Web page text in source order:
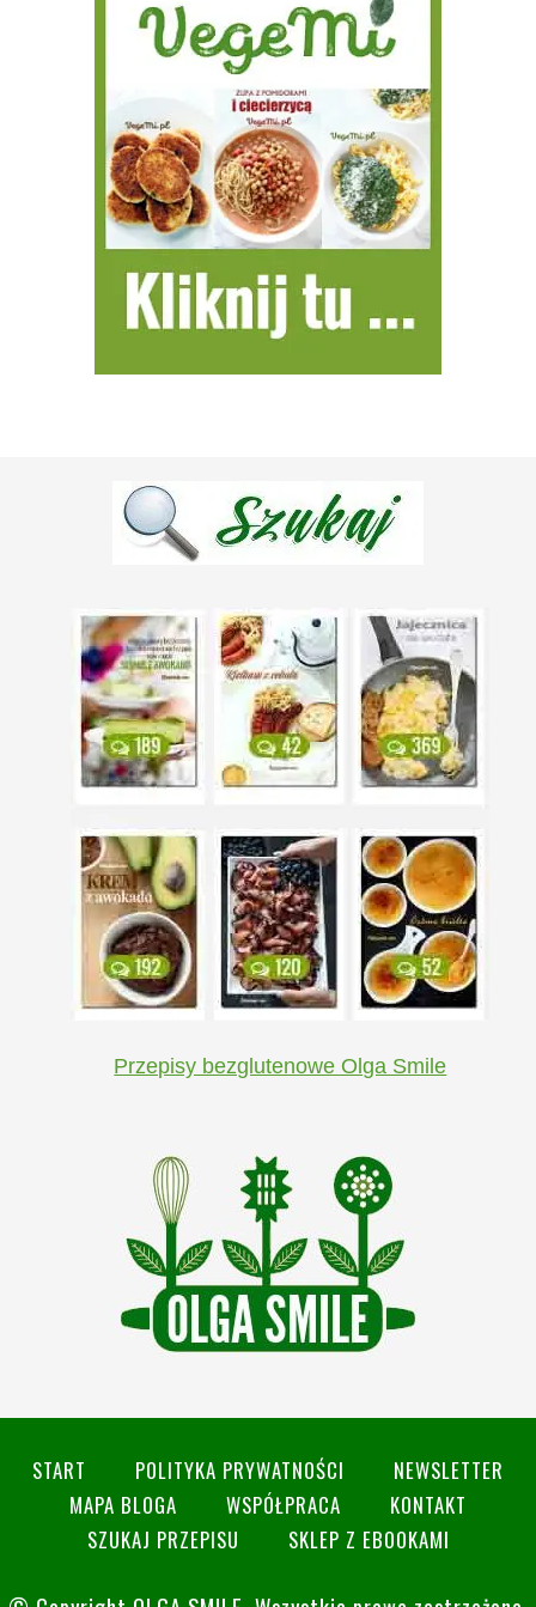
Przepisy bezglutenowe Olga Smile
START POLITYKA PRYWATNOŚCI
NEWSLETTER
MAPA BLOGA
WSPÓŁPRACA
KONTAKT
SZUKAJ PRZEPISU
SKLEP Z EBOOKAMI